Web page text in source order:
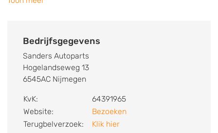
auto onderdelen, dan ben je hier aan het juiste adres.
eigen koerier. Wil je een loop, sloop- of schadeauto
verkopen? Ook dan kun je hier terecht. De auto kan
je auto te laten onderhouden, repareren en voor de
APK te laten keuren.
Bedrijfsgegevens
Sanders Autoparts
Hogelandseweg 13
6545AC Nijmegen
KvK:
64391965
Website:
Bezoeken
Terugbelverzoek:
Klik hier